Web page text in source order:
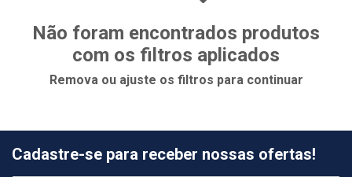
Não foram encontrados produtos
com os filtros aplicados
Remova ou ajuste os filtros para continuar
Cadastre-se para receber nossas ofertas!